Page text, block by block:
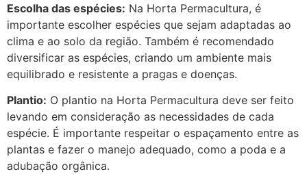
Escolha das espécies: Na Horta Permacultura, é
importante escolher espécies que sejam adaptadas ao
clima e ao solo da região. Também é recomendado
diversificar as espécies, criando um ambiente mais
equilibrado e resistente a pragas e doenças.
Plantio: O plantio na Horta Permacultura deve ser feito
levando em consideração as necessidades de cada
espécie. É importante respeitar o espaçamento entre as
plantas e fazer o manejo adequado, como a poda e a
adubação orgânica.